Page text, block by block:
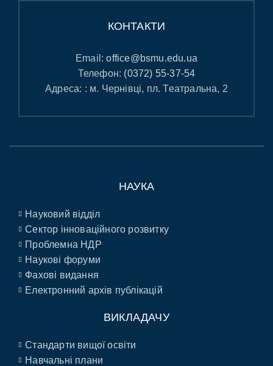
КОНТАКТИ
Email:office@bsmu.edu.ua
Телефон: (0372) 55-37-54
Адреса: : м. Чернівці, пл. Театральна, 2
НАУКА
Науковий відділ
Сектор інноваційного розвитку
Проблемна НДР
Наукові форуми
Фахові видання
Електронний архів публікацій
ВИКЛАДАЧУ
Стандарти вищої освіти
Навчальні плани